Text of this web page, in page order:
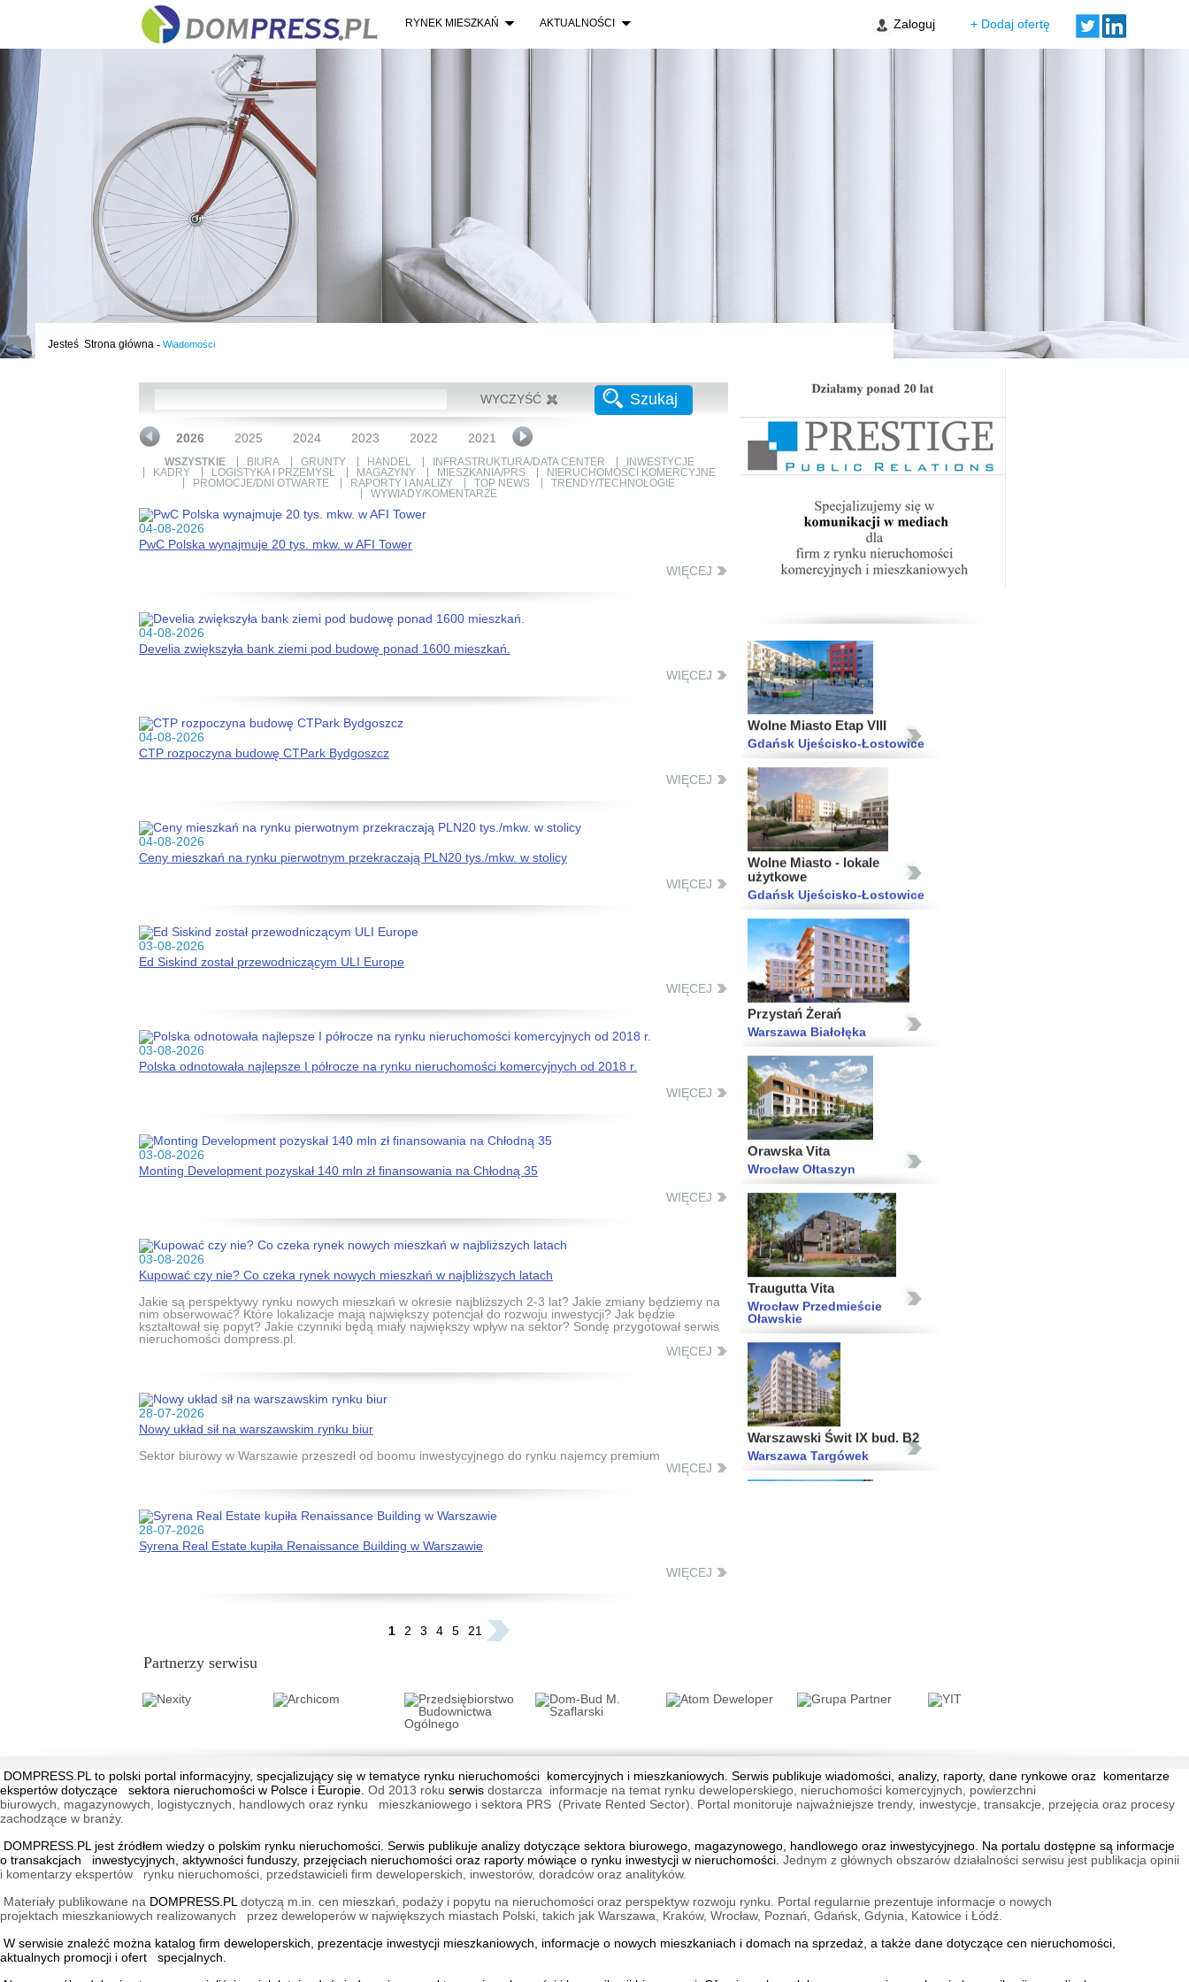
RYNEK MIESZKAŃ AKTUALNOŚCI + Dodaj ofertę
Zaloguj
Jesteś Strona główna - Wiadomości
Szukaj
WYCZYŚĆ
2026 2025 2024 2023 2022 2021 2020 2016 2015 2014 2013
WSZYSTKIE BIURA GRUNTY HANDEL INFRASTRUKTURA/DATA CENTER
INWESTYCJE
KADRY
LOGISTYKA I PRZEMYSŁ MAGAZYNY MIESZKANIA/PRS
NIERUCHOMOŚCI KOMERCYJNE
PROMOCJE/DNI OTWARTE
RAPORTY I ANALIZY TOP NEWS
TRENDY/TECHNOLOGIE
WYWIADY/KOMENTARZE
04-08-2026
PwC Polska wynajmuje 20 tys. mkw. w AFI Tower
WIĘCEJ
04-08-2026
Develia zwiększyła bank ziemi pod budowę ponad 1600 mieszkań.
WIĘCEJ
04-08-2026
CTP rozpoczyna budowę CTPark Bydgoszcz
WIĘCEJ
04-08-2026
Ceny mieszkań na rynku pierwotnym przekraczają PLN20 tys./mkw. w stolicy
WIĘCEJ
03-08-2026
Ed Siskind został przewodniczącym ULI Europe
WIĘCEJ
03-08-2026
Polska odnotowała najlepsze I półrocze na rynku nieruchomości komercyjnych od 2018 r.
WIĘCEJ
03-08-2026
Monting Development pozyskał 140 mln zł finansowania na Chłodną 35
WIĘCEJ
03-08-2026
Kupować czy nie? Co czeka rynek nowych mieszkań w najbliższych latach
Jakie są perspektywy rynku nowych mieszkań w okresie najbliższych 2-3 lat? Jakie zmiany będziemy na
nim obserwować? Które lokalizacje mają największy potencjał do rozwoju inwestycji? Jak będzie
kształtował się popyt? Jakie czynniki będą miały największy wpływ na sektor? Sondę przygotował serwis
nieruchomości dompress.pl.
WIĘCEJ
28-07-2026
Nowy układ sił na warszawskim rynku biur
Sektor biurowy w Warszawie przeszedł od boomu inwestycyjnego do rynku najemcy premium
WIĘCEJ
28-07-2026
Syrena Real Estate kupiła Renaissance Building w Warszawie
WIĘCEJ
1 2 3 4 5 21
Warszawski Świt VII bud. A
Warszawa Praga Południe
Wolne Miasto Etap VII
Gdańsk Ujeścisko-Łostowice
Wolne Miasto Etap VIII
Gdańsk Ujeścisko-Łostowice
Wolne Miasto - lokale
użytkowe
Gdańsk Ujeścisko-Łostowice
Przystań Żerań
Warszawa Białołęka
Orawska Vita
Wrocław Ołtaszyn
Traugutta Vita
Wrocław Przedmieście
Oławskie
Warszawski Świt IX bud. B2
Warszawa Targówek
Warszawa Targówek
Wrocław Stare Miasto
Partnerzy serwisu
DOMPRESS.PL to polski portal informacyjny, specjalizujący się w tematyce rynku nieruchomości komercyjnych i mieszkaniowych. Serwis publikuje wiadomości, analizy, raporty, dane rynkowe oraz komentarze
ekspertów dotyczące sektora nieruchomości w Polsce i Europie. Od 2013 roku serwis dostarcza informacje na temat rynku deweloperskiego, nieruchomości komercyjnych, powierzchni
biurowych, magazynowych, logistycznych, handlowych oraz rynku mieszkaniowego i sektora PRS (Private Rented Sector). Portal monitoruje najważniejsze trendy, inwestycje, transakcje, przejęcia oraz procesy
zachodzące w branży.
DOMPRESS.PL jest źródłem wiedzy o polskim rynku nieruchomości. Serwis publikuje analizy dotyczące sektora biurowego, magazynowego, handlowego oraz inwestycyjnego. Na portalu dostępne są informacje
o transakcjach inwestycyjnych, aktywności funduszy, przejęciach nieruchomości oraz raporty mówiące o rynku inwestycji w nieruchomości. Jednym z głównych obszarów działalności serwisu jest publikacja opinii
i komentarzy ekspertów rynku nieruchomości, przedstawicieli firm deweloperskich, inwestorów, doradców oraz analityków.
Materiały publikowane na DOMPRESS.PL dotyczą m.in. cen mieszkań, podaży i popytu na nieruchomości oraz perspektyw rozwoju rynku. Portal regularnie prezentuje informacje o nowych
projektach mieszkaniowych realizowanych przez deweloperów w największych miastach Polski, takich jak Warszawa, Kraków, Wrocław, Poznań, Gdańsk, Gdynia, Katowice i Łódź.
W serwisie znaleźć można katalog firm deweloperskich , prezentacje inwestycji mieszkaniowych, informacje o nowych mieszkaniach i domach na sprzedaż , a także dane dotyczące cen nieruchomości,
aktualnych promocji i ofert specjalnych.